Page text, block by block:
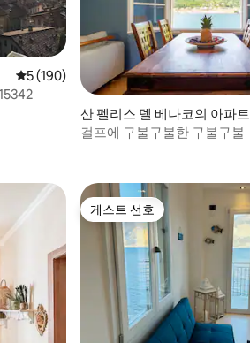
평점 5점(5점 만점), 후기 190개
5 (190)
815342
산 펠리스 델 베나코의 아파트
걸프에 구불구불한 구불구불
게스트 선호
게스트 선호